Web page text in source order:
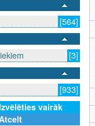
[564]
[3]
[933]
vairāk